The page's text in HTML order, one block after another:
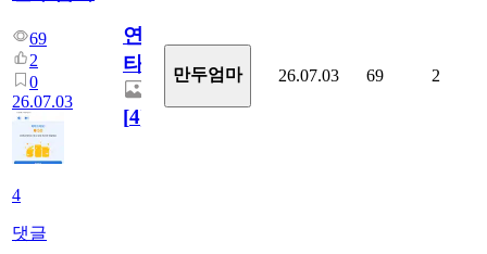
69
2
0
26.07.03
4
댓글
연
타
[4]
만두엄마 26.07.03 69 2